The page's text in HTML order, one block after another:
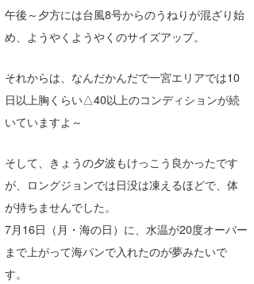
午後～夕方には台風8号からのうねりが混ざり始
め、ようやくようやくのサイズアップ。
それからは、なんだかんだで一宮エリアでは10
日以上胸くらい△40以上のコンディションが続
いていますよ～
そして、きょうの夕波もけっこう良かったです
が、ロングジョンでは日没は凍えるほどで、体
が持ちませんでした。
7月16日（月・海の日）に、水温が20度オーバー
まで上がって海パンで入れたのが夢みたいで
す。
MIN
mitz
OYZ
S.K
VAGY
waka☆=
YUKI☆